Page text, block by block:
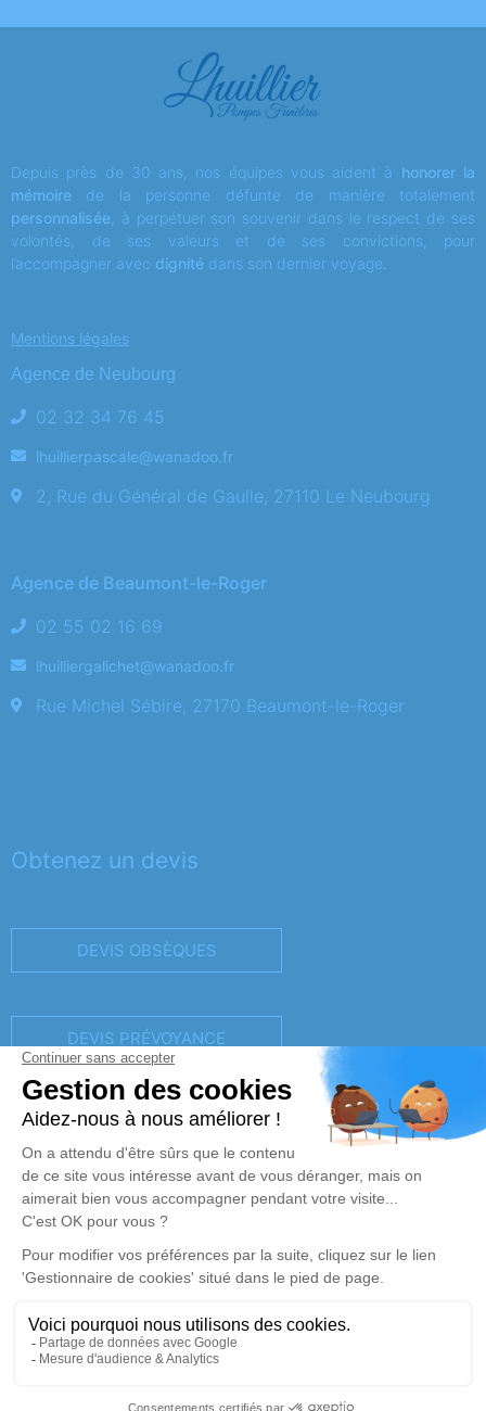
Depuis près de 30 ans, nos équipes vous aident à honorer la
mémoire de la personne défunte de manière totalement
personnalisée , à perpétuer son souvenir dans le respect de ses
volontés, de ses valeurs et de ses convictions, pour
l’accompagner avec dignité dans son dernier voyage.
Mentions légales
Agence de Neubourg
02 32 34 76 45
lhuillierpascale@wanadoo.fr
2, Rue du Général de Gaulle, 27110 Le Neubourg
Agence de Beaumont-le-Roger
02 55 02 16 69
lhuilliergalichet@wanadoo.fr
Rue Michel Sébire, 27170 Beaumont-le-Roger
Obtenez un devis
DEVIS OBSÈQUES
DEVIS PRÉVOYANCE
DEVIS MARBRERIE
Réalisation et référencement par
Politique de traitement des données personnelles